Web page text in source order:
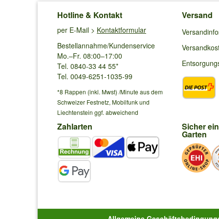
Sigrid K. aus Eislingen schrieb am
Vanilla fraise blüht seit 2 Jahren schön, von weiss
der Spitze braun. An mangelnder Wasserzufuhr
Antwort von Baldur:
Es kann an der Witterung oder auch an
Birgit N.aus Pirmasens schrieb am
Hallo, ist die Rispenhortensie Vaniile Fraise ein
Antwort von Baldur:
Es handelt sich um einen Strauch.
Ich habe Anfang Mai die Vanilla Fraise als
Hotline & Kontakt
per E-Mail > Kontaktformular
Bestellannahme/Kundenservice
Mo.–Fr. 08:00–17:00
Tel. 0840-33 44 55*
Tel. 0049-6251-1035-99
*8 Rappen (inkl. Mwst) /Minute aus dem
Schweizer Festnetz, Mobilfunk und
Liechtenstein ggf. abweichend
Versand
Zahlarten Sicher
Garten